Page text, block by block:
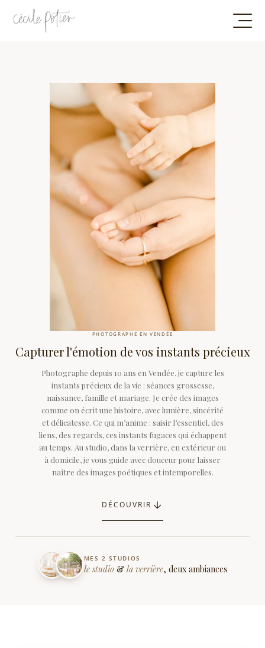
PHOTOGRAPHE EN VENDÉE
Capturer l'émotion de vos instants précieux
Photographe depuis 10 ans en Vendée, je capture les
instants précieux de la vie : séances grossesse,
naissance, famille et mariage. Je crée des images
comme on écrit une histoire, avec lumière, sincérité
et délicatesse. Ce qui m’anime : saisir l’essentiel, des
liens, des regards, ces instants fugaces qui échappent
au temps. Au studio, dans la verrière, en extérieur ou
à domicile, je vous guide avec douceur pour laisser
naître des images poétiques et intemporelles.
DÉCOUVRIR
MES 2 STUDIOS
le studio& la verrière, deux ambiances